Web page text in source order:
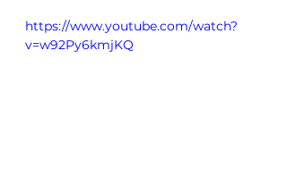
https://www.youtube.com/watch?
v=w92Py6kmjKQ